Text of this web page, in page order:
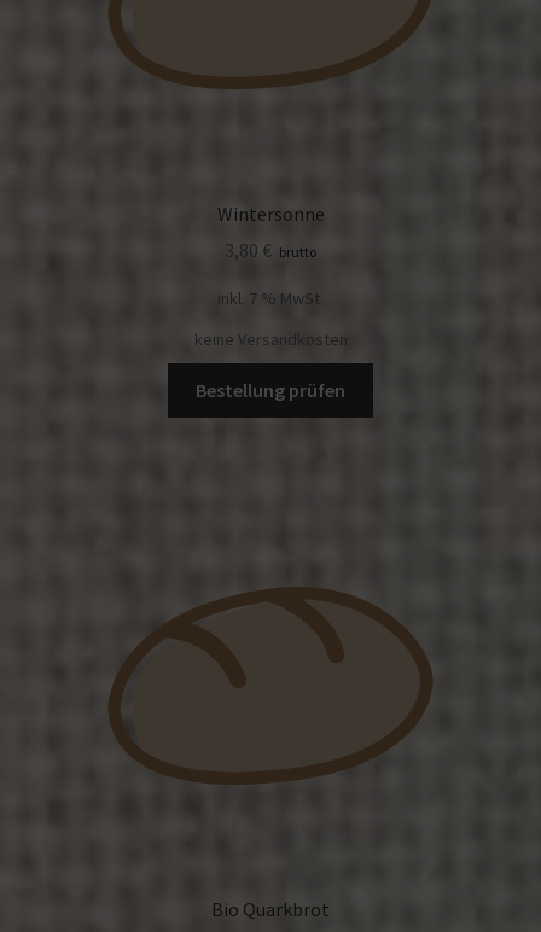
Wintersonne
3,80 € brutto
inkl. 7 % MwSt.
keine Versandkosten
Bestellung prüfen
Bio Quarkbrot